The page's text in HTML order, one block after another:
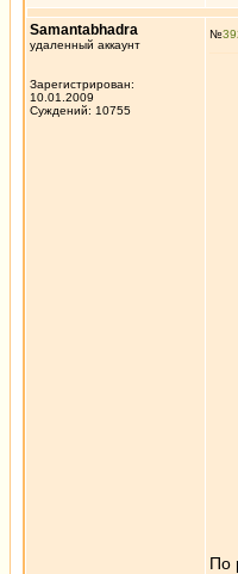
Samantabhadra
удаленный аккаунт
Зарегистрирован:
10.01.2009
Суждений: 10755
№
По